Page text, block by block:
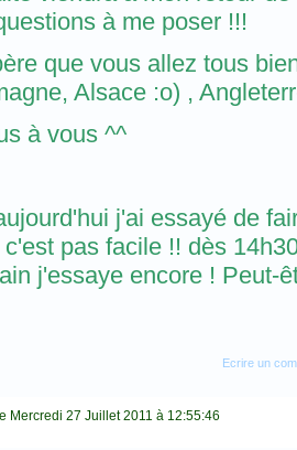
à me poser !!!
que vous allez tous
Alsace :o) ,
à vous ^^
j'ai essayé de
c'est pas facile !! dès
j'essaye encore ! Peut-
Ecrire un
Mercredi 27 Juillet 2011 à 12:55:46